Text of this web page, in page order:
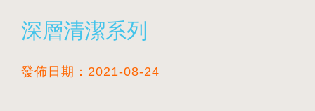
深層清潔系列
發佈日期：2021-08-24